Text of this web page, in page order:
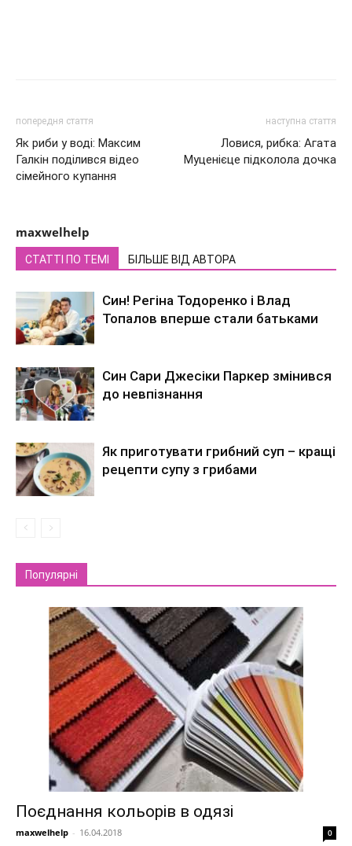
попередня стаття
Як риби у воді: Максим
Галкін поділився відео
сімейного купання
наступна стаття
Ловися, рибка: Агата
Муценієце підколола дочка
maxwelhelp
СТАТТІ ПО ТЕМІ БІЛЬШЕ ВІД АВТОРА
Син! Регіна Тодоренко і Влад
Топалов вперше стали батьками
Син Сари Джесіки Паркер змінився
до невпізнання
Як приготувати грибний суп – кращі
рецепти супу з грибами
Популярні
Поєднання кольорів в одязі
maxwelhelp - 16.04.2018 0